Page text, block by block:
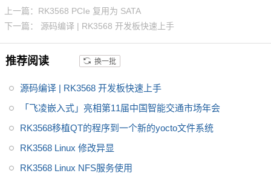
一款定位中高端的通用型SoC，
NPU达到1Tops，飞凌RK3568系
格书_datasheet_数据手册_原理
上一篇：RK3568 PCIe 复用为 SATA
下一篇： 源码编译 | RK3568 开发板快速上手
推荐阅读 换一批
源码编译 | RK3568 开发板快速上手
「飞凌嵌入式」亮相第11届中国智能交通市场年会
RK3568移植QT的程序到一个新的yocto文件系统
RK3568 Linux 修改异显
RK3568 Linux NFS服务使用